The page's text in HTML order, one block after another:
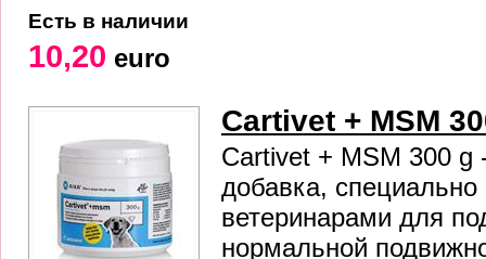
Есть в наличии
10,20 euro
Cartivet + MSM
Cartivet + MSM 300 g
добавка, специально
ветеринарами для
нормальной